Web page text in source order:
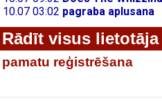
Rādīt visus
pamatu reģistrēšana